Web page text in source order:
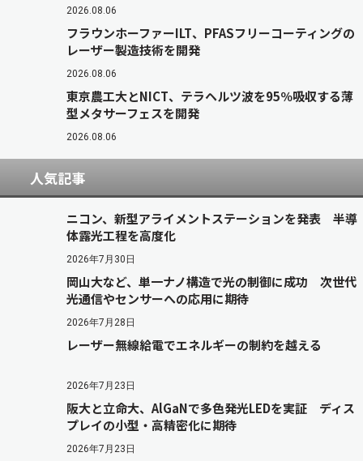
2026.08.06
フラウンホーファーILT、PFASフリーコーティングの
レーザー製造技術を開発
2026.08.06
東京農工大とNICT、テラヘルツ波を95％吸収する薄
型メタサーフェスを開発
2026.08.06
人気記事
ニコン、新型アライメントステーションを発表 半導
体露光工程を高度化
2026年7月30日
岡山大など、単一ナノ構造で光の制御に成功 次世代
光通信やセンサーへの応用に期待
2026年7月28日
レーザー無線給電でエネルギーの制約を越える
2026年7月23日
阪大と立命大、AlGaNで多色発光LEDを実証 ディス
プレイの小型・高精密化に期待
2026年7月23日